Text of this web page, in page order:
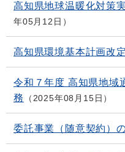
高知県地球温暖化対策
年05月12日
高知県環境基本計画改
令和７年度 高知県地域
務
2025年08月15日
委託事業（随意契約）